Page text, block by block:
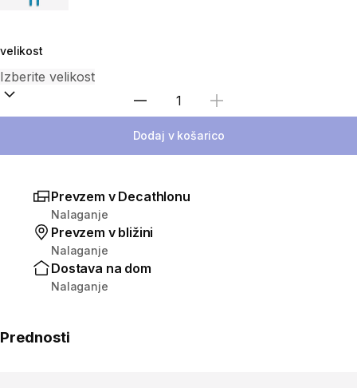
velikost
Izberite količino
Dodaj v košarico
Prevzem v Decathlonu
Nalaganje
Prevzem v bližini
Nalaganje
Dostava na dom
Nalaganje
Prednosti